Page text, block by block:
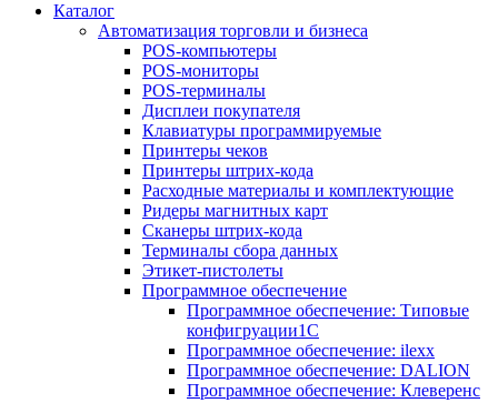
Каталог
Автоматизация торговли и бизнеса
POS-компьютеры
POS-мониторы
POS-терминалы
Дисплеи покупателя
Клавиатуры программируемые
Принтеры чеков
Принтеры штрих-кода
Расходные материалы и комплектующие
Ридеры магнитных карт
Сканеры штрих-кода
Терминалы сбора данных
Этикет-пистолеты
Программное обеспечение
Программное обеспечение: Типовые
конфигруации1С
Программное обеспечение: ilexx
Программное обеспечение: DALION
Программное обеспечение: Клеверенс